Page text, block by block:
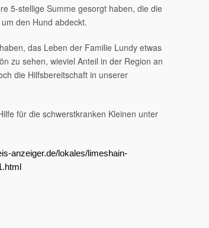
5-stellige Summe gesorgt haben, die die
den Hund abdeckt.
das Leben der Familie Lundy etwas
zu sehen, wieviel Anteil in der Region an
die Hilfsbereitschaft in unserer
für die schwerstkranken Kleinen unter
anzeiger.de/lokales/limeshain-